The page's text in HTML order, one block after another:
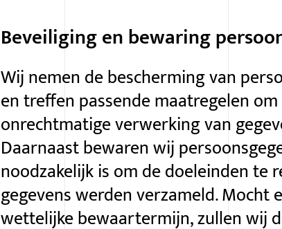
Beveiliging en bewaring
Wij nemen de bescherming van
en treffen passende maatregelen
onrechtmatige verwerking van
Daarnaast bewaren wij
noodzakelijk is om de doeleinden te
gegevens werden verzameld. Mocht
wettelijke bewaartermijn, zullen wij